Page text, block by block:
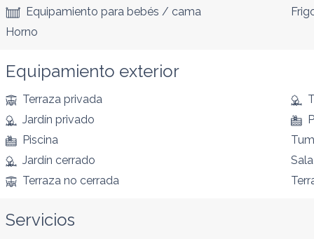
Equipamiento para bebés / cama
Horno
Equipamiento exterior
Terraza privada
Jardín privado
Piscina
Jardín cerrado
Terraza no cerrada
Servicios